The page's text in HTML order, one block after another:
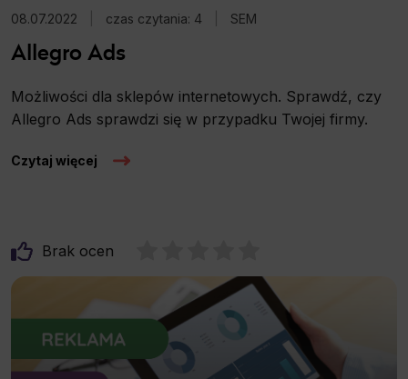
08.07.2022 czas czytania: 4 SEM
Allegro Ads
Możliwości dla sklepów internetowych. Sprawdź, czy
Allegro Ads sprawdzi się w przypadku Twojej firmy.
Czytaj więcej
Brak ocen